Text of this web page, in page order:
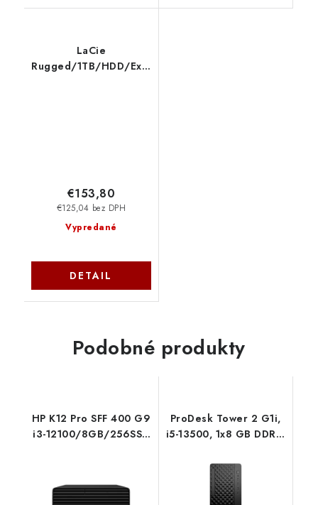
LaCie
Rugged/1TB/HDD/Externí/2.5''/2R
Vypredané
€125,04 bez DPH
€153,80
DETAIL
Podobné produkty
HP K12 Pro SFF 400 G9
i3-12100/8GB/256SSD
ProDesk Tower 2 G1i,
i5-13500, 1x8 GB DDR5,
kl.+m., DP+HDMI, 180W
gold, FDOS D90R9ET-
BCM HP